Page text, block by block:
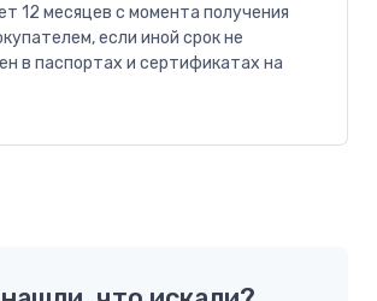
12 месяцев с момента получения
если иной срок не
в паспортах и сертификатах на